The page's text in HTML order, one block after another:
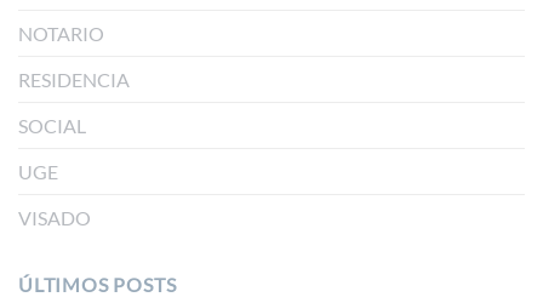
NOTARIO
RESIDENCIA
SOCIAL
UGE
VISADO
ÚLTIMOS POSTS